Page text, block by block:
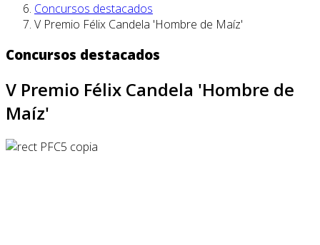
Concursos destacados
V Premio Félix Candela 'Hombre de Maíz'
Concursos destacados
V Premio Félix Candela 'Hombre de
Maíz'